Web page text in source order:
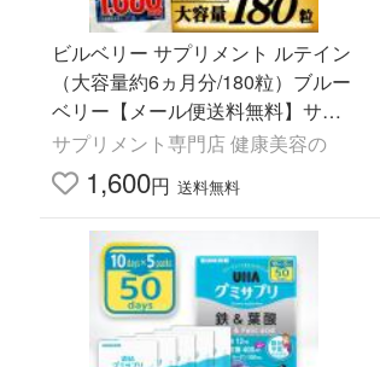
ビルベリー サプリメント ルテイン
（大容量約6ヵ月分/180粒）ブルー
ベリー【メール便送料無料】サプ
リ 北欧産
サプリメント専門店 健康美容の
1,600円 送料無料